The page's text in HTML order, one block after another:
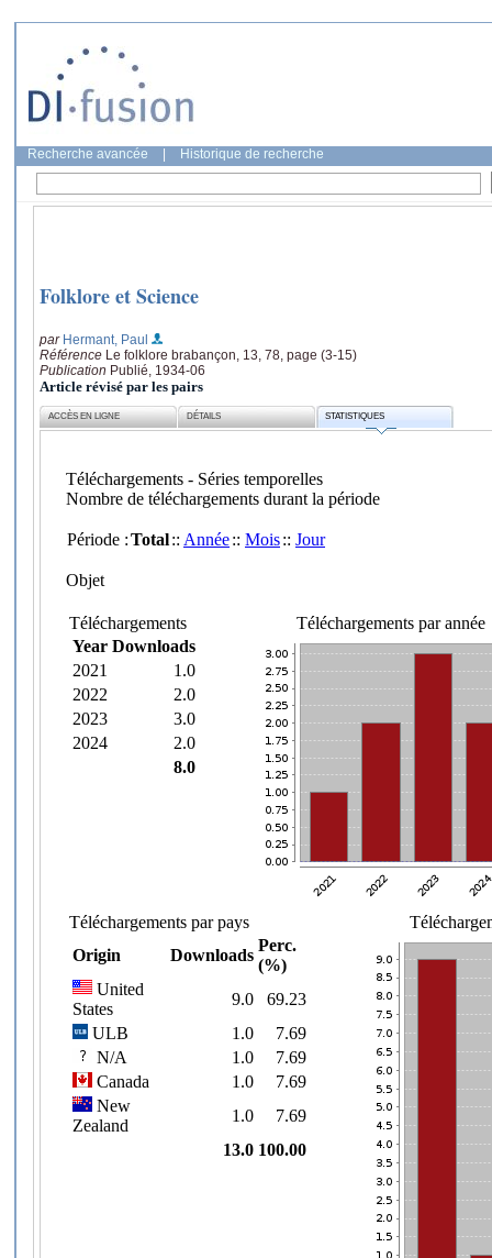
Recherche avancée Historique de recherche
Folklore et Science
par Hermant, Paul
Référence Le folklore brabançon, 13, 78, page (3-15)
Publication Publié, 1934-06
Article révisé par les pairs
ACCÈS EN LIGNE DÉTAILS STATISTIQUES